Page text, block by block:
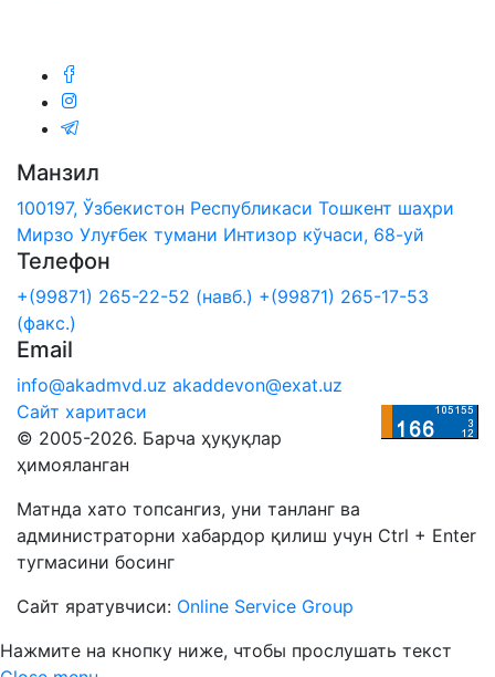
Манзил
100197, Ўзбекистон Республикаси Тошкент шаҳри
Мирзо Улуғбек тумани Интизор кўчаси, 68-уй
Телефон
+(99871) 265-22-52 (навб.) +(99871) 265-17-53
(факс.)
Email
info@akadmvd.uz akaddevon@exat.uz
Сайт харитаси
© 2005-2026. Барча ҳуқуқлар
ҳимояланган
Матнда хато топсангиз, уни танланг ва
администраторни хабардор қилиш учун Ctrl + Enter
тугмасини босинг
Сайт яратувчиси: Online Service Group
Нажмите на кнопку ниже, чтобы прослушать текст